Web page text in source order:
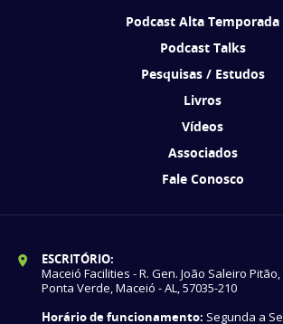
Podcast Alta Temporada
Podcast Talks
Pesquisas / Estudos
Livros
Vídeos
Associados
Fale Conosco
ESCRITÓRIO:
Maceió Facilities - R. Gen. João Saleiro Pitão,
Ponta Verde, Maceió - AL, 57035-210
Horário de funcionamento: Segunda a